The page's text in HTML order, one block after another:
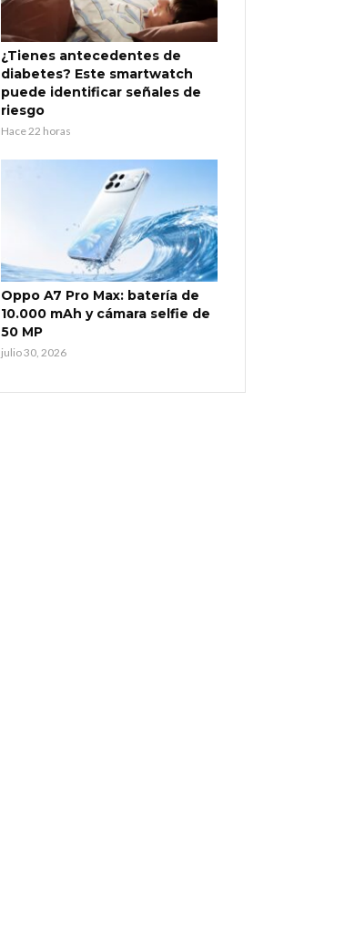
¿Tienes antecedentes de
diabetes? Este smartwatch
puede identificar señales de
riesgo
Hace 22 horas
Oppo A7 Pro Max: batería de
10.000 mAh y cámara selfie de
50 MP
julio 30, 2026